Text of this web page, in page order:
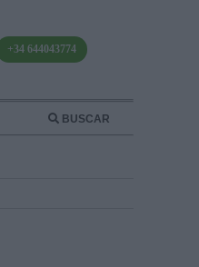
+34 644043774
BUSCAR